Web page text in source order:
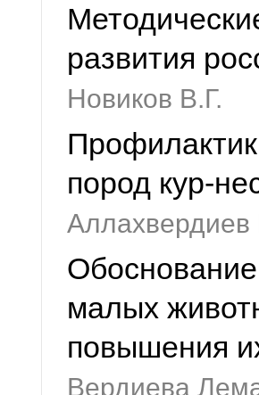
развития
Новиков В.Г.
пород кур-
Обоснование
малых
повышения
Вердиева